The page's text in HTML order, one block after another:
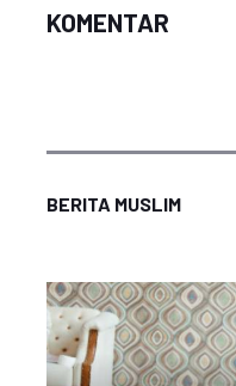
KOMENTAR
BERITA MUSLIM